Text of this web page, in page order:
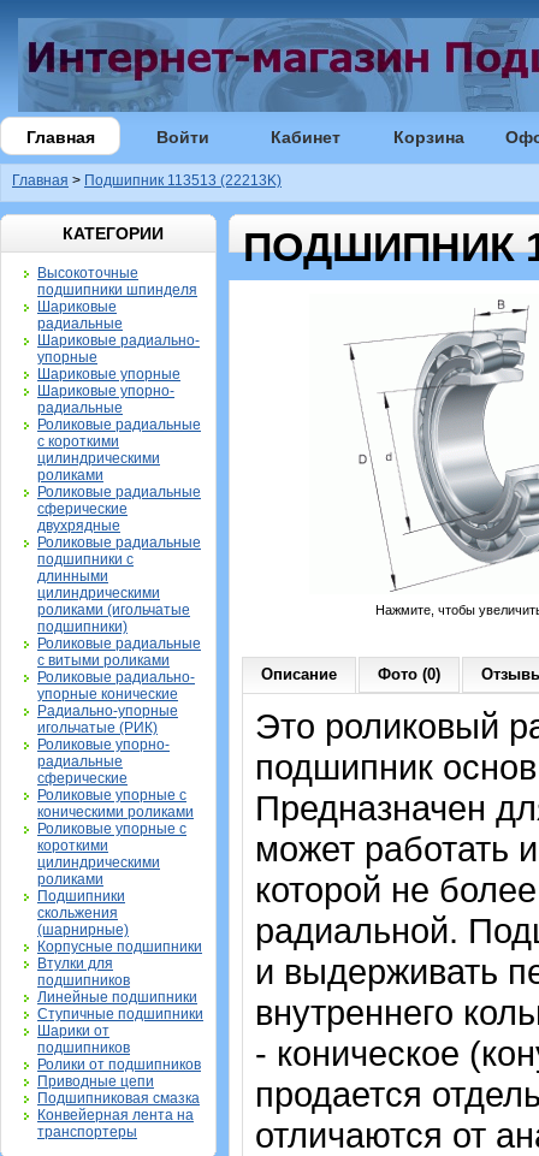
Главная Войти Кабинет Корзина
Главная > Подшипник 113513 (22213K)
КАТЕГОРИИ
Высокоточные
подшипники шпинделя
Шариковые
радиальные
Шариковые радиально-
упорные
Шариковые упорные
Шариковые упорно-
радиальные
Роликовые радиальные
с короткими
цилиндрическими
роликами
Роликовые радиальные
сферические
двухрядные
Роликовые радиальные
подшипники с
длинными
цилиндрическими
роликами (игольчатые
подшипники)
Роликовые радиальные
с витыми роликами
Роликовые радиально-
упорные конические
Радиально-упорные
игольчатые (РИК)
Роликовые упорно-
радиальные
сферические
Роликовые упорные с
коническими роликами
Роликовые упорные с
короткими
цилиндрическими
роликами
Подшипники
скольжения
(шарнирные)
Корпусные подшипники
Втулки для
подшипников
Линейные подшипники
Ступичные подшипники
Шарики от
подшипников
Ролики от подшипников
Приводные цепи
Подшипниковая смазка
Конвейерная лента на
транспортеры
ПОДШИПНИК
Нажмите, чтобы
Описание Фото (0)
Это роликовый
подшипник
Предназначен
может работать
которой не
радиальной.
и выдерживать
внутреннего
- коническое
продается
отличаются от